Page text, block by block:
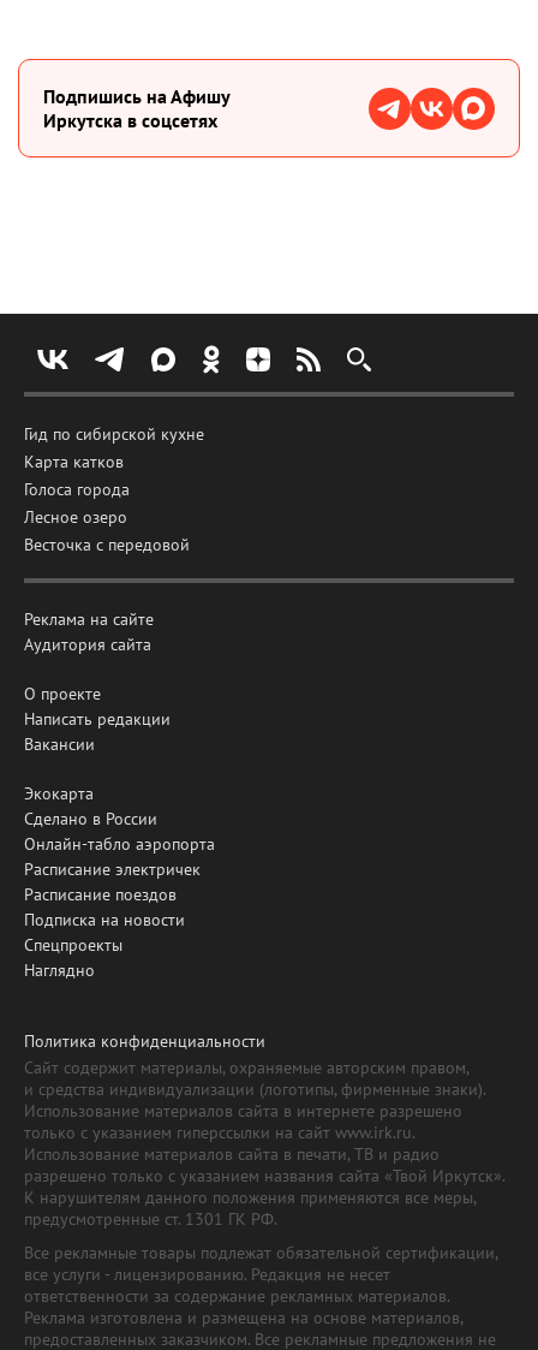
Подпишиcь на Афишу
Иркутска в соцсетях
Гид по сибирской кухне
Карта катков
Голоса города
Лесное озеро
Весточка с передовой
Реклама на сайте
Аудитория сайта
О проекте
Написать редакции
Вакансии
Экокарта
Сделано в России
Онлайн-табло аэропорта
Расписание электричек
Расписание поездов
Подписка на новости
Спецпроекты
Наглядно
Политика конфиденциальности
Сайт содержит материалы, охраняемые авторским правом,
и средства индивидуализации (логотипы, фирменные знаки).
Использование материалов сайта в интернете разрешено
только с указанием гиперссылки на сайт www.irk.ru.
Использование материалов сайта в печати, ТВ и радио
разрешено только с указанием названия сайта «Твой Иркутск».
К нарушителям данного положения применяются все меры,
предусмотренные ст. 1301 ГК РФ.
Все рекламные товары подлежат обязательной сертификации,
все услуги - лицензированию. Редакция не несет
ответственности за содержание рекламных материалов.
Реклама изготовлена и размещена на основе материалов,
предоставленных заказчиком. Все рекламные предложения не